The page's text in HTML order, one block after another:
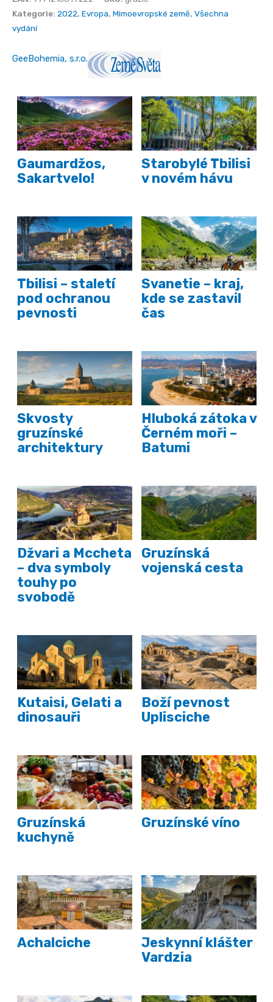
Kategorie: 2022, Evropa, Mimoevropské země, Všechna
vydání
GeeBohemia, s.r.o.
Gaumardžos,
Sakartvelo!
Starobylé Tbilisi
v novém hávu
Tbilisi – staletí
pod ochranou
pevnosti
Svanetie – kraj,
kde se zastavil
čas
Skvosty
gruzínské
architektury
Hluboká zátoka v
Černém moři –
Batumi
Džvari a Mccheta
– dva symboly
touhy po
svobodě
Gruzínská
vojenská cesta
Kutaisi, Gelati a
dinosauři
Boží pevnost
Uplisciche
Gruzínská
kuchyně
Gruzínské víno
Achalciche
Jeskynní klášter
Vardzia